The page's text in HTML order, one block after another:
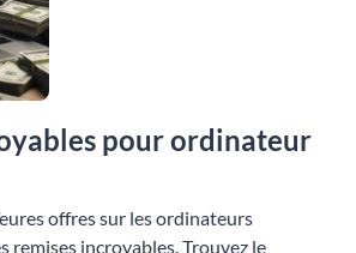
pour ordinateur
offres sur les ordinateurs
remises incroyables. Trouvez le